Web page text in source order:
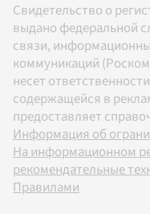
Свидетельство о
выдано федеральной
связи,
коммуникаций
несет
содержащейся в
предоставляет
Информация об
На информационном
рекомендательные
Правилами